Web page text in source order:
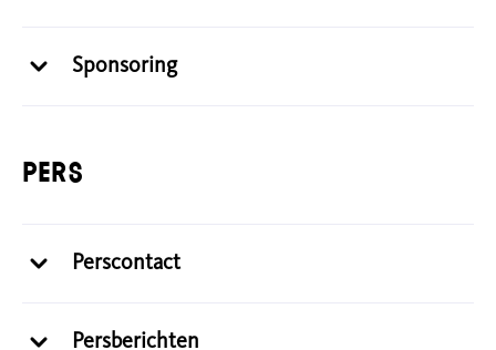
Sponsoring
Pers
Perscontact
Persberichten